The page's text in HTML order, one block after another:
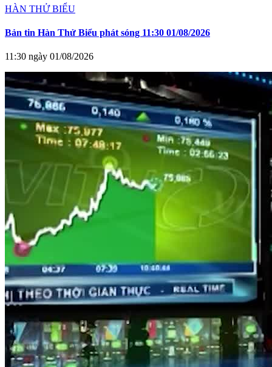
HÀN THỬ BIỂU
Bản tin Hàn Thử Biểu phát sóng 11:30 01/08/2026
11:30 ngày 01/08/2026